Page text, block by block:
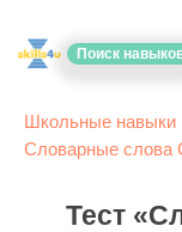
Поиск
Школьные навыки
Словарные слова
Тест